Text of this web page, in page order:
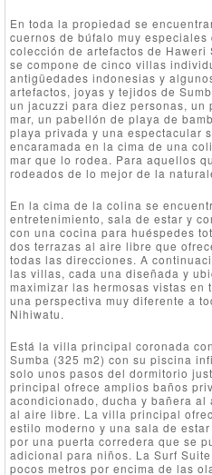
En toda la propiedad se
cuernos de búfalo muy especiales
colección de artefactos de
se compone de cinco villas
antigüedades indonesias y
artefactos, joyas y tejidos de
un jacuzzi para diez personas,
mar, un pabellón de playa de
playa privada y una espectacular
encaramada en la cima de una
mar que lo rodea. Para aquellos
rodeados de lo mejor de la
En la cima de la colina se
entretenimiento, sala de estar y
con una cocina para huéspedes
dos terrazas al aire libre que
todas las direcciones. A
las villas, cada una diseñada y
maximizar las hermosas vistas en
una perspectiva muy diferente a
Nihiwatu.
Está la villa principal coronada
Sumba (325 m2) con su piscina
solo unos pasos del dormitorio
principal ofrece amplios baños
acondicionado, ducha y bañera
al aire libre. La villa principal
estilo moderno y una sala de
por una puerta corredera que se
adicional para niños. La Surf
pocos metros por encima de las